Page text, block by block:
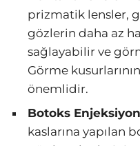
prizmatik lensler,
gözlerin daha az
sağlayabilir ve
Görme
önemlidir.
Botoks
kaslarına yapılan